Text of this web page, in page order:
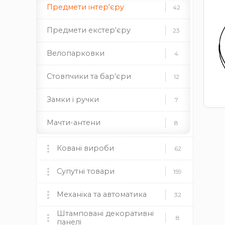
Цифри з металу 49
цифри із нержавійки
Балясини та стійки
Битий квадрат
Декоративні накладки
Предмети інтер'єру 42
Предмети екстер'єру 23
Велопарковки 4
Стовпчики та бар'єри 12
Замки і ручки 7
Мачти-антени 8
Промислові меблі 4
Національна символіка 8
Ковані вироби 62
Ковані ворота 9
Ковані огорожі 12
Ковані навіси 8
Супутні товари 159
Пластикові заглушки 37
круглі прямокутні квадратні
Механіка та автоматика 32
Механіка 19
Штамповані декоративні
панелі
8